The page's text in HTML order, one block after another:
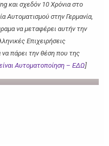
και σχεδόν 10 Χρόνια στο
Αυτοματισμού στην Γερμανία,
να μεταφέρει αυτήν την
Επιχειρήσεις
πάρει την θέση που της
Αυτοματοποίηση – ΕΔΩ]